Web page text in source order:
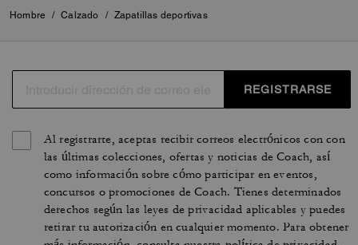
Hombre / Calzado / Zapatillas deportivas
REGISTRARSE
Al registrarte, aceptas recibir correos electrónicos con con
las últimas colecciones, ofertas y noticias de Coach, así
como información sobre cómo participar en eventos,
concursos o promociones de Coach. Tienes determinados
derechos según las leyes de privacidad aplicables y puedes
retirar tu autorización en cualquier momento. Para obtener